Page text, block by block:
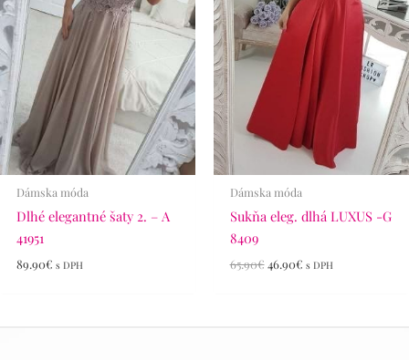
Dámska móda
Dlhé elegantné šaty 2. – A
41951
89.90€ s DPH
Dámska móda
Sukňa eleg. dlhá LUXUS -G
8409
65.90€ 46.90€ s DPH